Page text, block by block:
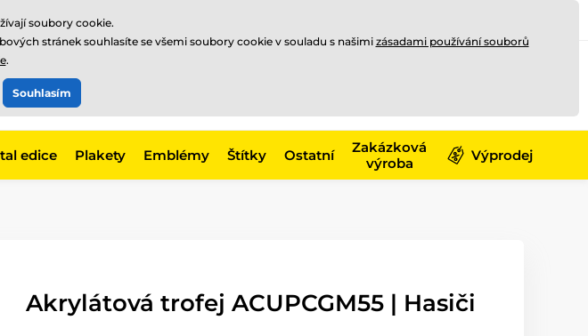
775 400 255
Zavolejte nám
edice Plakety Emblémy Štítky Ostatní
Zakázková
výroba
Výprodej
Akrylátová trofej ACUPCGM55 | Hasiči
soubory cookie.
stránek souhlasíte se všemi soubory cookie v souladu s našimi zásadami používání souborů
.
Souhlasím